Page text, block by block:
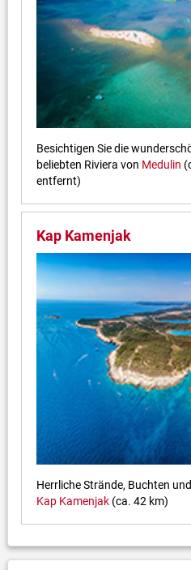
Besichtigen Sie die
beliebten Riviera von Medulin
entfernt)
Kap Kamenjak
Herrliche Strände, Buchten
Kap Kamenjak(ca. 42 km)